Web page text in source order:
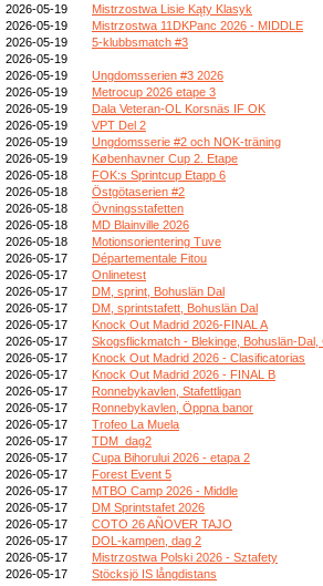
2026-05-19
Mistrzostwa Lisie Kąty Klasyk
2026-05-19
Mistrzostwa 11DKPanc 2026 - MIDDLE
2026-05-19
5-klubbsmatch #3
2026-05-19
2026-05-19
Ungdomsserien #3 2026
2026-05-19
Metrocup 2026 etape 3
2026-05-19
Dala Veteran-OL Korsnäs IF OK
2026-05-19
VPT Del 2
2026-05-19
Ungdomsserie #2 och NOK-träning
2026-05-19
Københavner Cup 2. Etape
2026-05-18
FOK:s Sprintcup Etapp 6
2026-05-18
Östgötaserien #2
2026-05-18
Övningsstafetten
2026-05-18
MD Blainville 2026
2026-05-18
Motionsorientering Tuve
2026-05-17
Départementale Fitou
2026-05-17
Onlinetest
2026-05-17
DM, sprint, Bohuslän Dal
2026-05-17
DM, sprintstafett, Bohuslän Dal
2026-05-17
Knock Out Madrid 2026-FINAL A
2026-05-17
Skogsflickmatch - Blekinge, Bohuslän-Dal,
2026-05-17
Knock Out Madrid 2026 - Clasificatorias
2026-05-17
Knock Out Madrid 2026 - FINAL B
2026-05-17
Ronnebykavlen, Stafettligan
2026-05-17
Ronnebykavlen, Öppna banor
2026-05-17
Trofeo La Muela
2026-05-17
TDM_dag2
2026-05-17
Cupa Bihorului 2026 - etapa 2
2026-05-17
Forest Event 5
2026-05-17
MTBO Camp 2026 - Middle
2026-05-17
DM Sprintstafet 2026
2026-05-17
COTO 26 AÑOVER TAJO
2026-05-17
DOL-kampen, dag 2
2026-05-17
Mistrzostwa Polski 2026 - Sztafety
2026-05-17
Stöcksjö IS långdistans